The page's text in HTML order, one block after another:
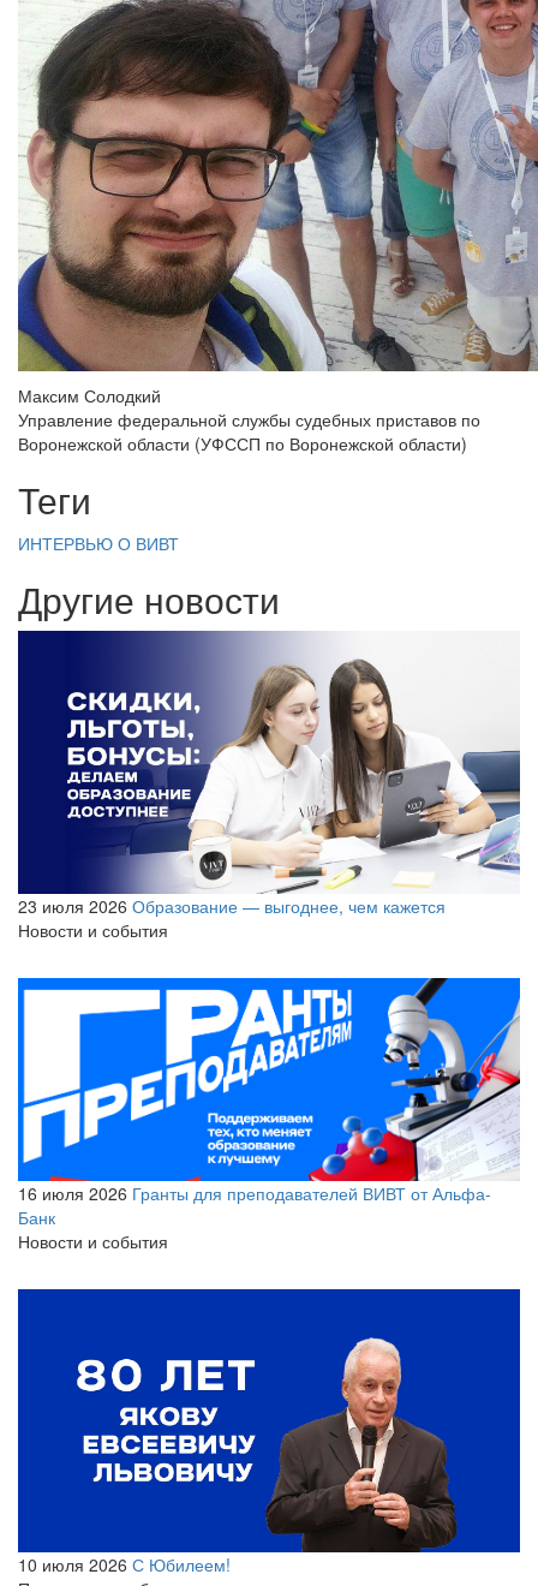
Максим Солодкий
Управление федеральной службы судебных приставов по
Воронежской области (УФССП по Воронежской области)
Теги
ИНТЕРВЬЮ О ВИВТ
Другие новости
23 июля 2026 Образование — выгоднее, чем кажется
Новости и события
16 июля 2026 Гранты для преподавателей ВИВТ от Альфа-
Банк
Новости и события
10 июля 2026 С Юбилеем!